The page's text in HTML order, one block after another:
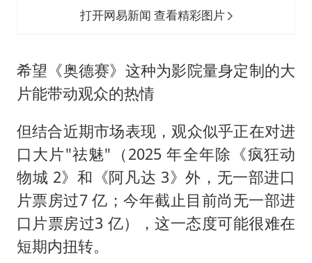
打开网易新闻 查看精彩图片
希望《奥德赛》这种为影院量身定制的大
片能带动观众的热情
但结合近期市场表现，观众似乎正在对进
口大片"祛魅"（2025 年全年除《疯狂动
物城 2》和《阿凡达 3》外，无一部进口
片票房过7 亿；今年截止目前尚无一部进
口片票房过3 亿），这一态度可能很难在
短期内扭转。